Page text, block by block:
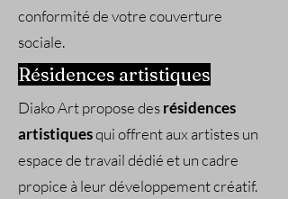
conformité de votre couverture
sociale.
Résidences artistiques
Diako Art propose desrésidences
artistiquesqui offrent aux artistes un
espace de travail dédié et un cadre
propice à leur développement créatif.